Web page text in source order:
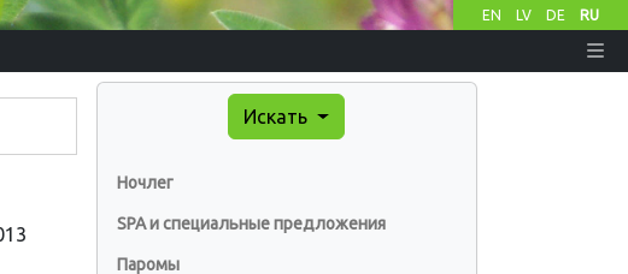
EN LV DE RU
Искать
Ночлег
SPA и специальные предложения
Паромы